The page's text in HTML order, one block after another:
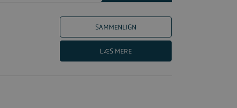
SAMMENLIGN
LÆS MERE